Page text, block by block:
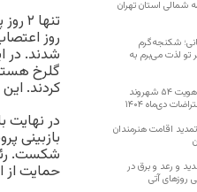
روز
شدند. در
گلرخ
کردند.
در نهایت
بازبینی
شکست.
حمایت از
شمالی استان تهران
شکنجه‌گرم
لذت می‌برم به
زندان اردبیل؛ احراز هویت ۵۴ شهروند
دی‌ماه ۱۴۰۴
اقامت هنرمندان
و رعد و برق در
روزهای آتی